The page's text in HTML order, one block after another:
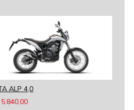
ALP 4,0
5.840,00